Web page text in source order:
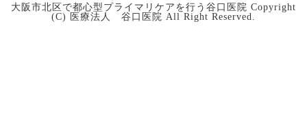
大阪市北区で都心型プライマリケアを行う谷口医院 Copyright
(C) 医療法人 谷口医院 All Right Reserved.